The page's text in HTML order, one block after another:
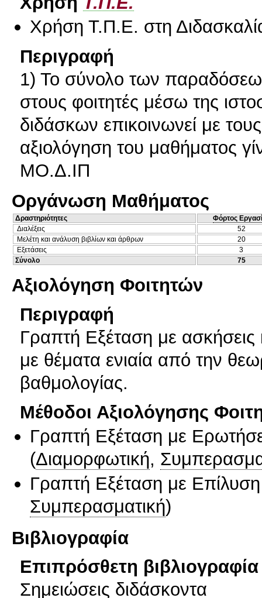
Χρήση Τ.Π.Ε. στη
Περιγραφή
1) Το σύνολο των
στους φοιτητές μέσω της
διδάσκων επικοινωνεί με
αξιολόγηση του μαθήματος
ΜΟ.Δ.ΙΠ
Οργάνωση Μαθήματος
Δραστηριότητες
Φόρτος
Διαλέξεις
52
Μελέτη και ανάλυση βιβλίων και άρθρων
20
Εξετάσεις
3
Σύνολο
75
Αξιολόγηση Φοιτητών
Περιγραφή
Γραπτή Εξέταση με
με θέματα ενιαία από την
βαθμολογίας.
Μέθοδοι Αξιολόγησης
Γραπτή Εξέταση με
(Διαμορφωτική,
Γραπτή Εξέταση με
Συμπερασματική)
Βιβλιογραφία
Επιπρόσθετη βιβλιογραφία
Σημειώσεις διδάσκοντα